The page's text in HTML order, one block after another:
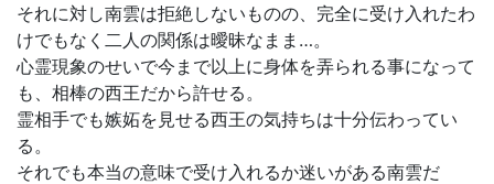
それに対し南雲は拒絶しないものの、完全に受け入れたわ
けでもなく二人の関係は曖昧なまま…。
心霊現象のせいで今まで以上に身体を弄られる事になって
も、相棒の西王だから許せる。
霊相手でも嫉妬を見せる西王の気持ちは十分伝わってい
る。
それでも本当の意味で受け入れるか迷いがある南雲だ